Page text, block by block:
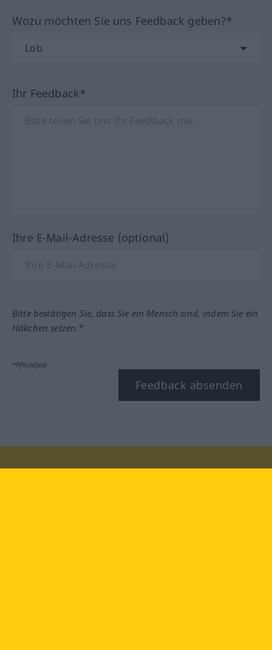
Wozu möchten Sie uns Feedback geben?*
Ihr Feedback*
Ihre E-Mail-Adresse (optional)
Bitte bestätigen Sie, dass Sie ein Mensch sind, indem Sie ein
Häkchen setzen.*
*Pflichtfeld
Feedback absenden